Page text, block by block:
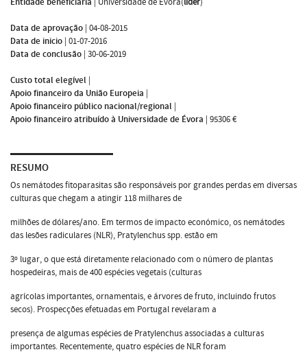
Data de aprovação | 04-08-2015
Data de inicio | 01-07-2016
Data de conclusão | 30-06-2019
Custo total elegível |
Apoio financeiro da União Europeia |
Apoio financeiro público nacional/regional |
Apoio financeiro atribuído à Universidade de Évora | 95306 €
RESUMO
Os nemátodes fitoparasitas são responsáveis por grandes perdas em diversas
culturas que chegam a atingir 118 milhares de
milhões de dólares/ano. Em termos de impacto económico, os nemátodes
das lesões radiculares (NLR), Pratylenchus spp. estão em
3º lugar, o que está diretamente relacionado com o número de plantas
hospedeiras, mais de 400 espécies vegetais (culturas
agrícolas importantes, ornamentais, e árvores de fruto, incluindo frutos
secos). Prospecções efetuadas em Portugal revelaram a
presença de algumas espécies de Pratylenchus associadas a culturas
importantes. Recentemente, quatro espécies de NLR foram